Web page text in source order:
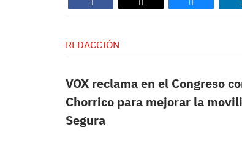
REDACCIÓN
VOX reclama en el Congreso
Chorrico para mejorar la
Segura